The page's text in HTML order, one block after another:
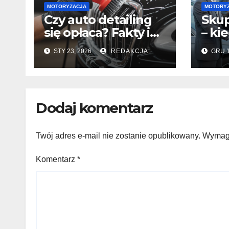
MOTORYZACJA
Czy auto detailing
się opłaca? Fakty i
mity, które warto
znać
STY 23, 2026 REDAKCJA
–
GRU
Dodaj komentarz
Twój adres e-mail nie zostanie opublikowany.
Komentarz *